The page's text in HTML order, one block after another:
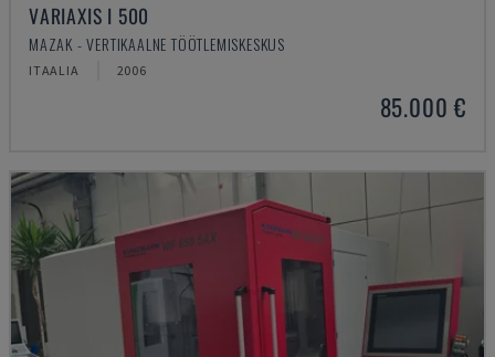
VARIAXIS I 500
MAZAK - VERTIKAALNE TÖÖTLEMISKESKUS
ITAALIA 2006
85.000 €